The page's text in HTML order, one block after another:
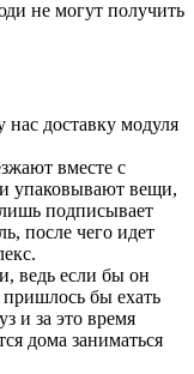
не могут получить
нас доставку модуля
вместе с
упаковывают вещи,
подписывает
после чего идет
ведь если бы он
пришлось бы ехать
и за это время
дома заниматься